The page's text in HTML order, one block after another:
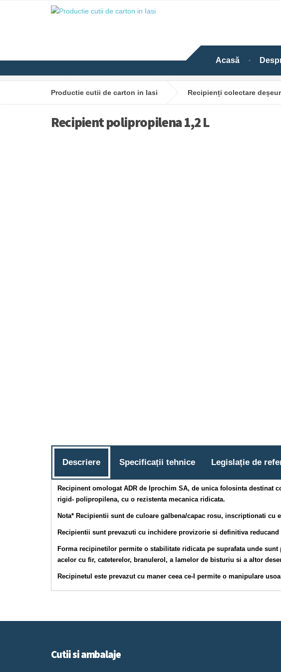
Acasă
Productie cutii de carton in Iasi Recipienți colectare
Recipient polipropilena 1,2 L
Descriere Specificații tehnice Legislație de
Recipinent omologat ADR de Iprochim SA, de unica folosinta destinat
rigid- polipropilena, cu o rezistenta mecanica ridicata.
Nota* Recipientii sunt de culoare galbena/capac rosu, inscriptionati cu
Recipientii sunt prevazuti cu inchidere provizorie si definitiva
Forma recipinetilor permite o stabilitate ridicata pe suprafata unde
acelor cu fir, cateterelor, branulerol, a lamelor de bisturiu si a altor
Recipinetul este prevazut cu maner ceea ce-I permite o manipulare
Cutii si ambalaje